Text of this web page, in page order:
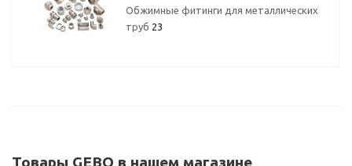
Обжимные фитинги для металлических
труб 23
Товары GEBO в нашем магазине